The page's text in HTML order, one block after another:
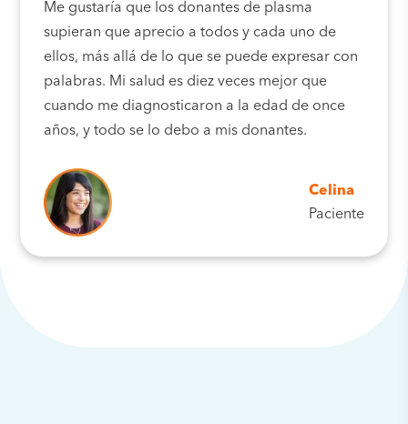
Me gustaría que los donantes de plasma
supieran que aprecio a todos y cada uno de
ellos, más allá de lo que se puede expresar con
palabras. Mi salud es diez veces mejor que
cuando me diagnosticaron a la edad de once
años, y todo se lo debo a mis donantes.
Celina
Paciente